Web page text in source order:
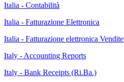
Italia - Contabilità
Italia - Fatturazione Elettronica
Italia - Fatturazione elettronica Vendite
Italy - Accounting Reports
Italy - Bank Receipts (Ri.Ba.)